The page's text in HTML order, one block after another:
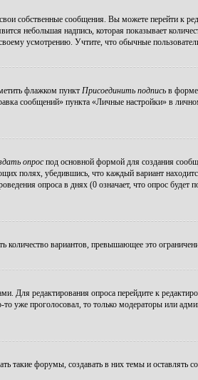
собственные сообщения. Вы можете перейти к
небольшая надпись, которая показывает
усмотрению. Учтите, что обычные
флажком пункт Присоединить подпись в форме
сообщений» пункта «Личные настройки» в
опроспод основной формой для создания
полях, убедившись, что каждый вариант
опроса в днях (0 означает, что опрос
количество вариантов, превышающее это
Для редактирования опроса перейдите к
уже проголосовал, то только модераторы или
форумы, создавать в них темы и оставлять